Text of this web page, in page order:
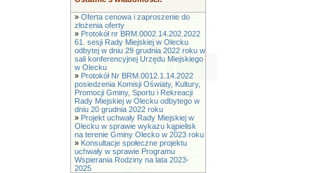
» Oferta cenowa i zaproszenie do
złożenia oferty
» Protokół nr BRM.0002.14.202.2022
61. sesji Rady Miejskiej w Olecku
odbytej w dniu 29 grudnia 2022 roku w
sali konferencyjnej Urzędu Miejskiego
w Olecku
» Protokół Nr BRM.0012.1.14.2022
posiedzenia Komisji Oświaty, Kultury,
Promocji Gminy, Sportu i Rekreacji
Rady Miejskiej w Olecku odbytego w
dniu 20 grudnia 2022 roku
» Projekt uchwały Rady Miejskiej w
Olecku w sprawie wykazu kąpielisk
na terenie Gminy Olecko w 2023 roku
» Konsultacje społeczne projektu
uchwały w sprawie Programu
Wspierania Rodziny na lata 2023-
2025